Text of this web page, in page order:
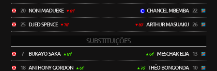
20 NONI MADUEKE 61'
25 DJED SPENCE 70'
CHANCEL MBEMBA 22
89' ARTHUR MASUAKU 26
SUBSTITUIÇÕES
7 BUKAYO SAKA 61'
18 ANTHONY GORDON 61'
64' MESCHAK ELIA 13
76' THÉO BONGONDA 10